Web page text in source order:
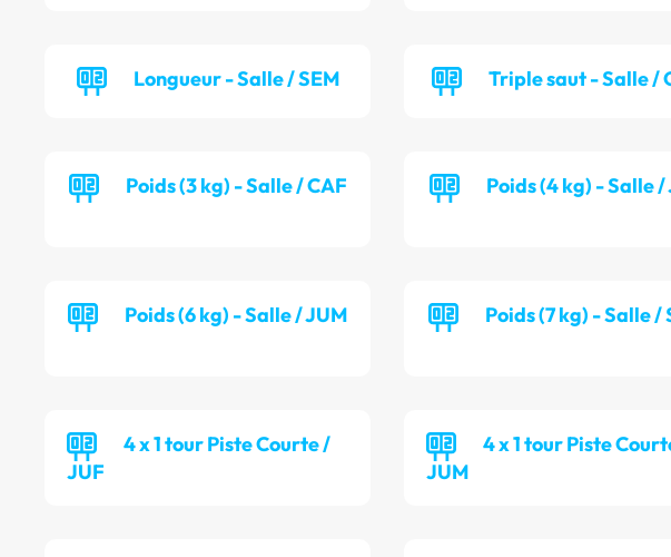
Longueur - Salle / SEM Triple saut - Salle /
Poids (3 kg) - Salle / CAF Poids (4 kg) - Salle /
Poids (6 kg) - Salle / JUM Poids (7 kg) - Salle /
4 x 1 tour Piste Courte /
JUF
4 x 1 tour Piste
JUM